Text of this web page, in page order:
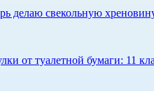
делаю свекольную
от туалетной бумаги: 11